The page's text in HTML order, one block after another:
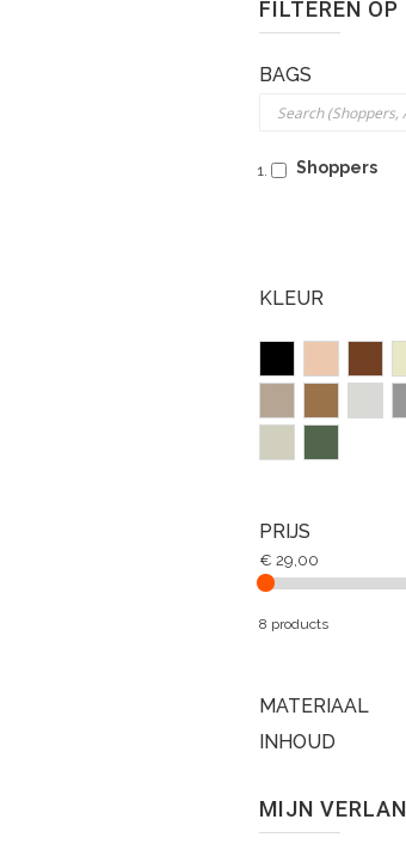
FILTEREN OP
BAGS
Shoppers
KLEUR
PRIJS
€ 29,00
8 products
MATERIAAL
INHOUD
MIJN